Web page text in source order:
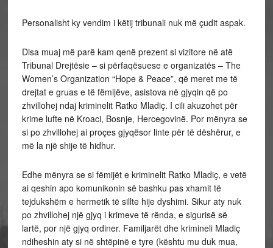
Personalisht ky vendim i këtij tribunali nuk më çudit aspak.
Disa muaj më parë kam qenë prezent si vizitore në atë
Tribunal Drejtësie – si përfaqësuese e organizatës – The
Women’s Organization “Hope & Peace”, që meret me të
drejtat e gruas e të fëmijëve, asistova në gjyqin që po
zhvillohej ndaj kriminelit Ratko Mladiç. I cili akuzohet për
krime lufte në Kroaci, Bosnje, Hercegovinë. Por mënyra se
si po zhvillohej ai proçes gjyqësor linte për të dëshërur, e
më la një shije të hidhur.
Edhe mënyra se si fëmijët e kriminelit Ratko Mladiç, e vetë
ai qeshin apo komunikonin së bashku pas xhamit të
tejdukshëm e hermetik të sillte hije dyshimi. Sikur aty nuk
po zhvillohej një gjyq i krimeve të rënda, e sigurisë së
lartë, por një gjyq ordiner. Familjarët dhe krimineli Mladiç
ndiheshin aty si në shtëpinë e tyre (kështu mu duk mua,